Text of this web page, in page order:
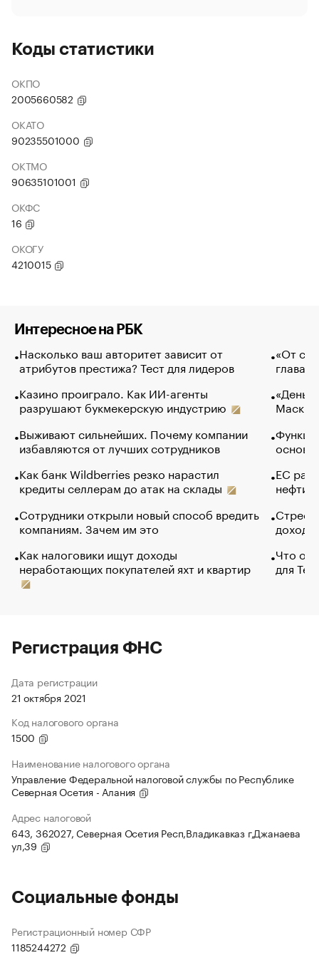
Коды статистики
ОКПО
2005660582
ОКАТО
90235501000
ОКТМО
90635101001
ОКФС
16
ОКОГУ
4210015
Интересное на РБК
Насколько ваш авторитет зависит от
атрибутов престижа? Тест для лидеров
Казино проиграло. Как ИИ-агенты
разрушают букмекерскую индустрию
Выживают сильнейших. Почему компании
избавляются от лучших сотрудников
Как банк Wildberries резко нарастил
кредиты селлерам до атак на склады
Сотрудники открыли новый способ вредить
компаниям. Зачем им это
Как налоговики ищут доходы
неработающих покупателей яхт и квартир
«От
глава
Маск в
основ
ЕС
нефти
Что
для
Регистрация ФНС
Дата регистрации
21 октября 2021
Код налогового органа
1500
Наименование налогового органа
Управление Федеральной налоговой службы по Республике
Северная Осетия - Алания
Адрес налоговой
643, 362027, Северная Осетия Респ,Владикавказ г,Джанаева
ул,39
Социальные фонды
Регистрационный номер СФР
1185244272